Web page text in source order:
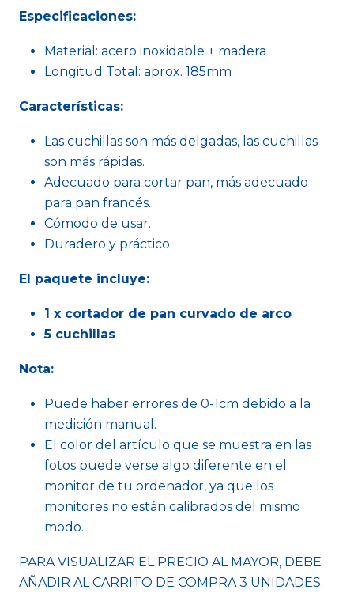
Especificaciones:
Material: acero inoxidable + madera
Longitud Total: aprox. 185mm
Características:
Las cuchillas son más delgadas, las cuchillas
son más rápidas.
Adecuado para cortar pan, más adecuado
para pan francés.
Cómodo de usar.
Duradero y práctico.
El paquete incluye:
1 x cortador de pan curvado de arco
5 cuchillas
Nota:
Puede haber errores de 0-1cm debido a la
medición manual.
El color del artículo que se muestra en las
fotos puede verse algo diferente en el
monitor de tu ordenador, ya que los
monitores no están calibrados del mismo
modo.
PARA VISUALIZAR EL PRECIO AL MAYOR, DEBE
AÑADIR AL CARRITO DE COMPRA 3 UNIDADES.